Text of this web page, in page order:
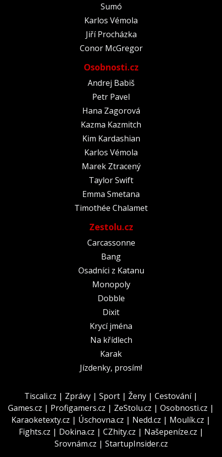
Sumó
Karlos Vémola
Jiří Procházka
Conor McGregor
Osobnosti.cz
Andrej Babiš
Petr Pavel
Hana Zagorová
Kazma Kazmitch
Kim Kardashian
Karlos Vémola
Marek Ztracený
Taylor Swift
Emma Smetana
Timothée Chalamet
Zestolu.cz
Carcassonne
Bang
Osadníci z Katanu
Monopoly
Dobble
Dixit
Krycí jména
Na křídlech
Karak
Jízdenky, prosím!
Tiscali.cz | Zprávy | Sport | Ženy | Cestování|
Games.cz | Profigamers.cz | ZeStolu.cz | Osobnosti.cz |
Karaoketexty.cz | Úschovna.cz | Nedd.cz | Moulík.cz |
Fights.cz | Dokina.cz | CZhity.cz | Našepeníze.cz |
Srovnám.cz | StartupInsider.cz